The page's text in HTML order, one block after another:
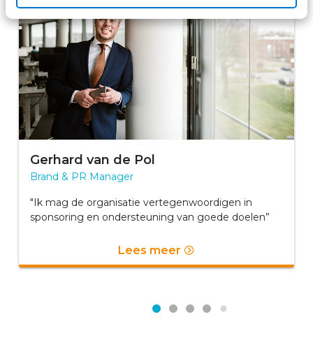
Gerhard van de Pol
Brand & PR Manager
"Ik mag de organisatie vertegenwoordigen in
sponsoring en ondersteuning van goede doelen”
Lees meer